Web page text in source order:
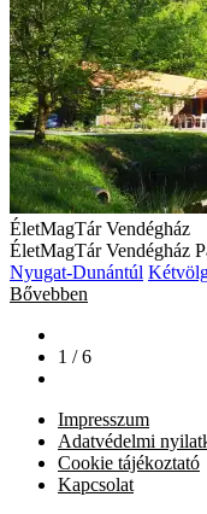
ÉletMagTár Vendégház
ÉletMagTár Vendégház
Nyugat-Dunántúl
Bővebben
1 / 6
Impresszum
Adatvédelmi
Cookie tájékoztató
Kapcsolat